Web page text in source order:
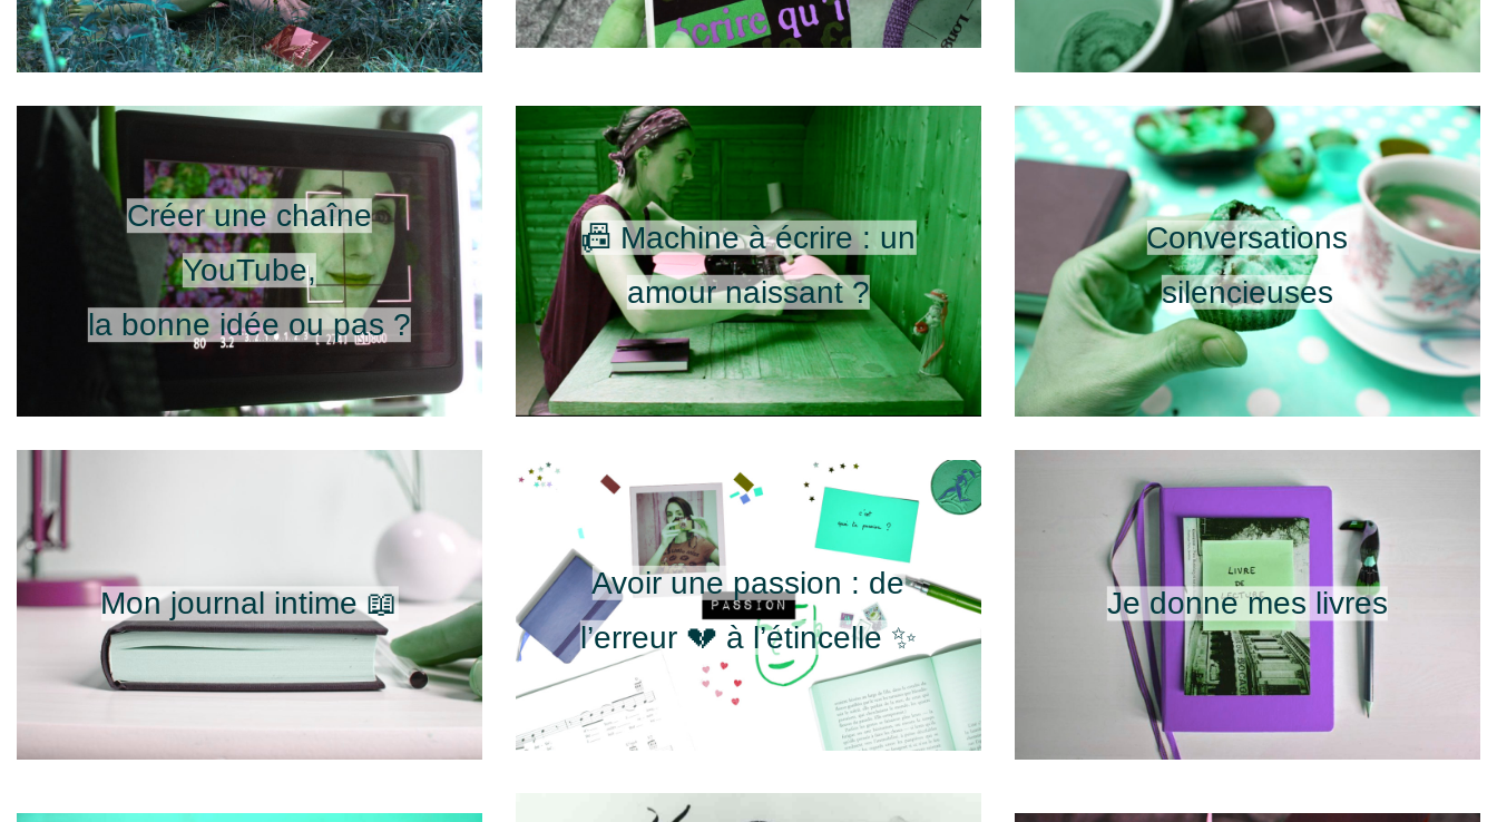
Créer une chaîne
YouTube,
la bonne idée ou pas ?
📠 Machine à écrire : un
amour naissant ?
Conversations
silencieuses
Mon journal intime 📖
Avoir une passion : de
l’erreur 💔 à l’étincelle ✨
Je donne mes livres